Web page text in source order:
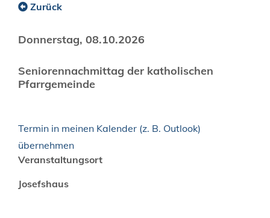
Zurück
Donnerstag, 08.10.2026
Seniorennachmittag der katholischen
Pfarrgemeinde
Termin in meinen Kalender (z. B. Outlook)
übernehmen
Veranstaltungsort
Josefshaus